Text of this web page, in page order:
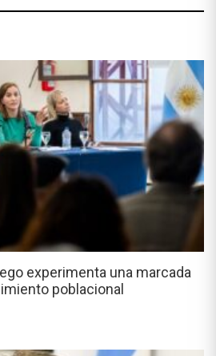
experimenta una marcada
poblacional